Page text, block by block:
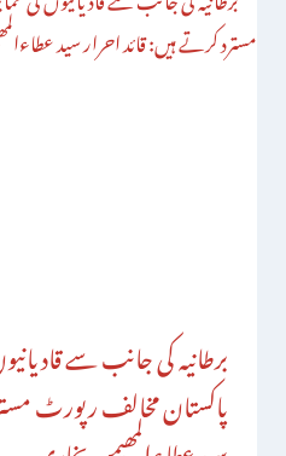
برطانیہ کی جانب سے
پاکستان مخالف رپورٹ